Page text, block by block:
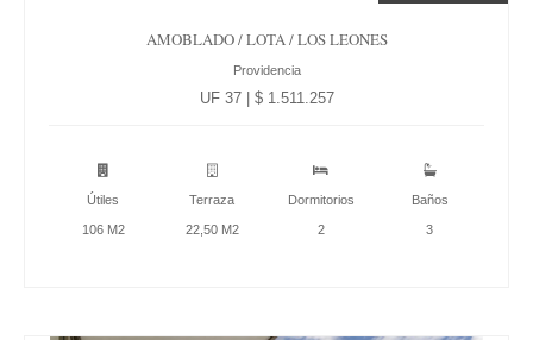
AMOBLADO / LOTA / LOS LEONES
Providencia
UF 37 | $ 1.511.257
Útiles
106 M2
Terraza
22,50 M2
Dormitorios
2
Baños
3